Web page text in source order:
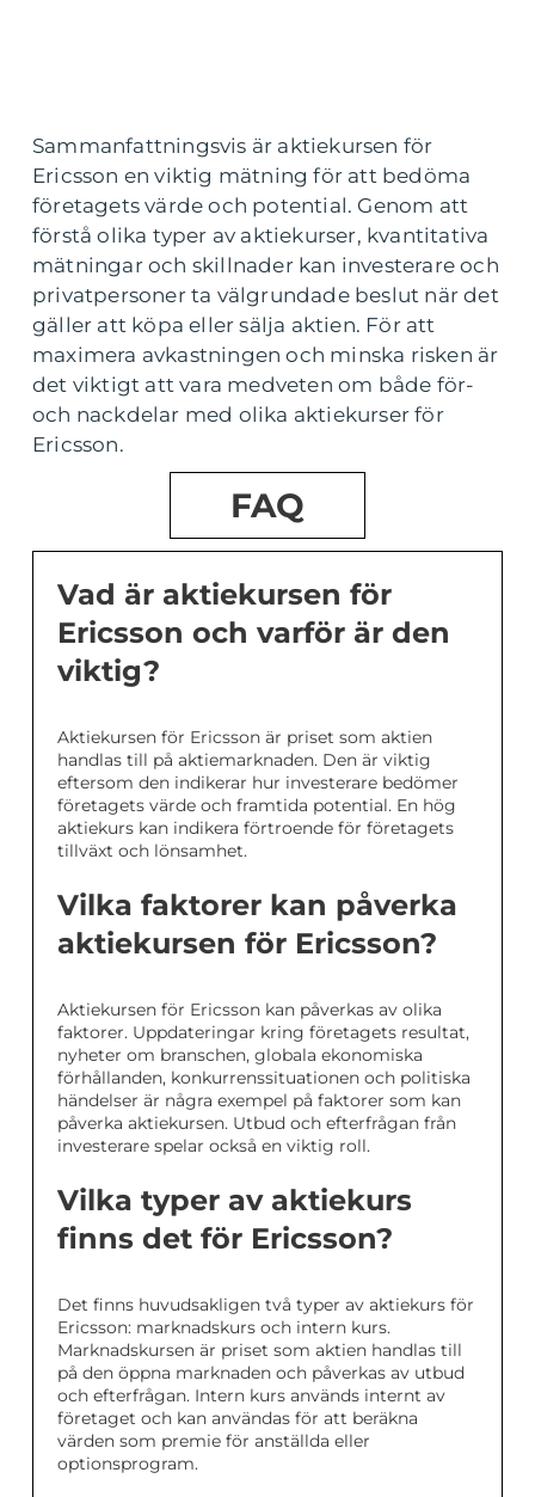
Sammanfattningsvis är aktiekursen för
Ericsson en viktig mätning för att bedöma
företagets värde och potential. Genom att
förstå olika typer av aktiekurser, kvantitativa
mätningar och skillnader kan investerare och
privatpersoner ta välgrundade beslut när det
gäller att köpa eller sälja aktien. För att
maximera avkastningen och minska risken är
det viktigt att vara medveten om både för-
och nackdelar med olika aktiekurser för
Ericsson.
FAQ
Vad är aktiekursen för
Ericsson och varför är den
viktig?
Aktiekursen för Ericsson är priset som aktien
handlas till på aktiemarknaden. Den är viktig
eftersom den indikerar hur investerare bedömer
företagets värde och framtida potential. En hög
aktiekurs kan indikera förtroende för företagets
tillväxt och lönsamhet.
Vilka faktorer kan påverka
aktiekursen för Ericsson?
Aktiekursen för Ericsson kan påverkas av olika
faktorer. Uppdateringar kring företagets resultat,
nyheter om branschen, globala ekonomiska
förhållanden, konkurrenssituationen och politiska
händelser är några exempel på faktorer som kan
påverka aktiekursen. Utbud och efterfrågan från
investerare spelar också en viktig roll.
Vilka typer av aktiekurs
finns det för Ericsson?
Det finns huvudsakligen två typer av aktiekurs för
Ericsson: marknadskurs och intern kurs.
Marknadskursen är priset som aktien handlas till
på den öppna marknaden och påverkas av utbud
och efterfrågan. Intern kurs används internt av
företaget och kan användas för att beräkna
värden som premie för anställda eller
optionsprogram.